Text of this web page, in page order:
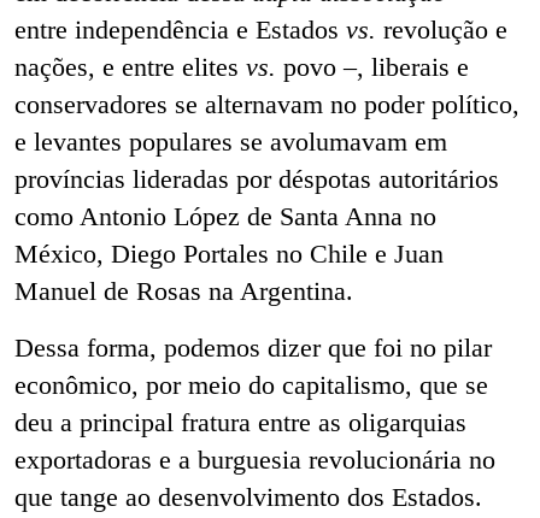
entre independência e Estados vs. revolução e
nações, e entre elites vs. povo –, liberais e
conservadores se alternavam no poder político,
e levantes populares se avolumavam em
províncias lideradas por déspotas autoritários
como Antonio López de Santa Anna no
México, Diego Portales no Chile e Juan
Manuel de Rosas na Argentina.
Dessa forma, podemos dizer que foi no pilar
econômico, por meio do capitalismo, que se
deu a principal fratura entre as oligarquias
exportadoras e a burguesia revolucionária no
que tange ao desenvolvimento dos Estados.